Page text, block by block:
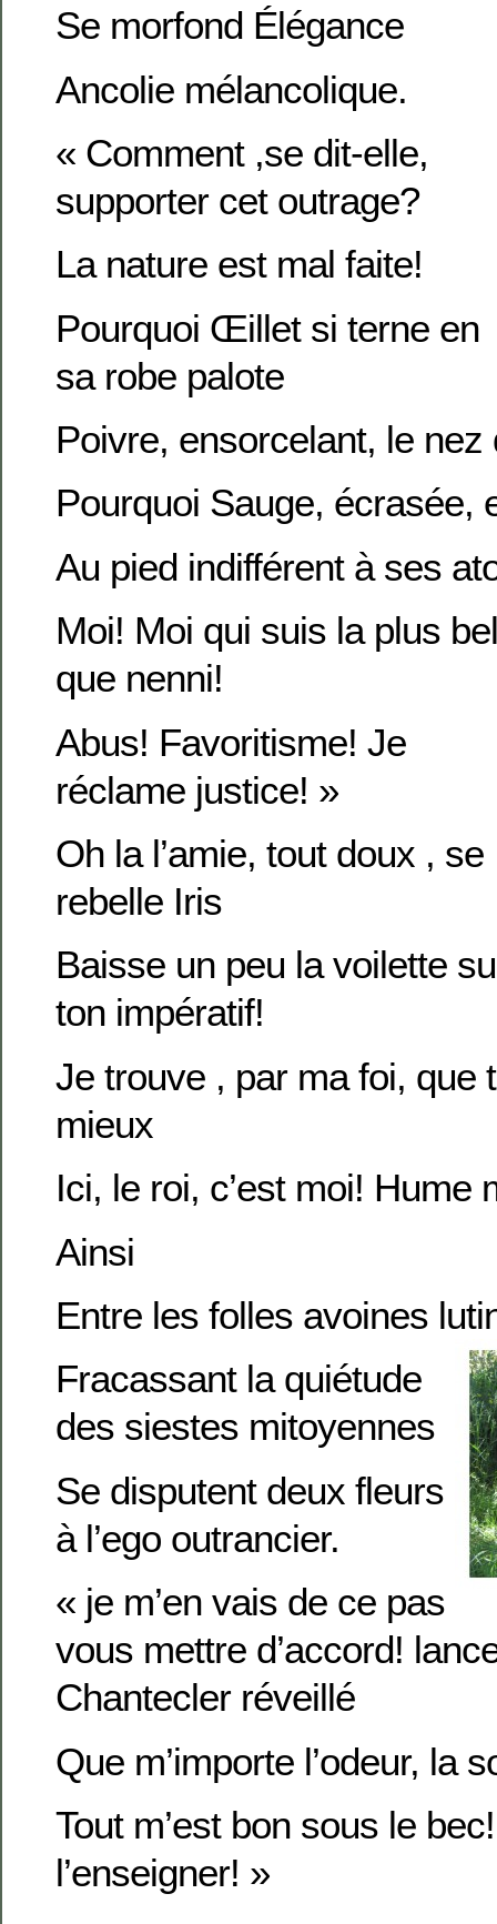
Se morfond Élégance
Ancolie mélancolique.
« Comment ,se dit-elle,
supporter cet outrage?
La nature est mal faite!
Pourquoi Œillet si terne en
sa robe palote
Poivre, ensorcelant, le
Pourquoi Sauge, écrasée,
Au pied indifférent à ses
Moi! Moi qui suis la plus
que nenni!
Abus! Favoritisme! Je
réclame justice! »
Oh la l’amie, tout doux , se
rebelle Iris
Baisse un peu la voilette
ton impératif!
Je trouve , par ma foi, que
mieux
Ici, le roi, c’est moi! Hume
Ainsi
Entre les folles avoines
Fracassant la quiétude
des siestes mitoyennes
Se disputent deux fleurs
à l’ego outrancier.
« je m’en vais de ce pas
vous mettre d’accord!
Chantecler réveillé
Que m’importe l’odeur, la
Tout m’est bon sous le
l’enseigner! »